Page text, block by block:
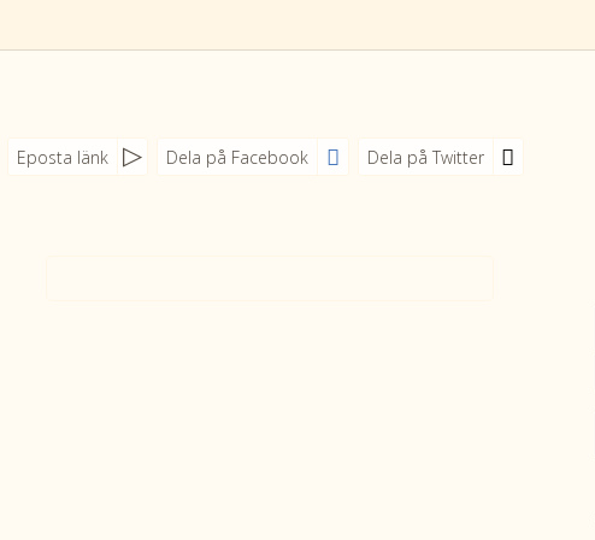
Eposta länk Dela på Facebook Dela på Twitter